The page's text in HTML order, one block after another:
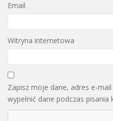
Email
Witryna internetowa
Zapisz moje dane, adres e-
wypełnić dane podczas